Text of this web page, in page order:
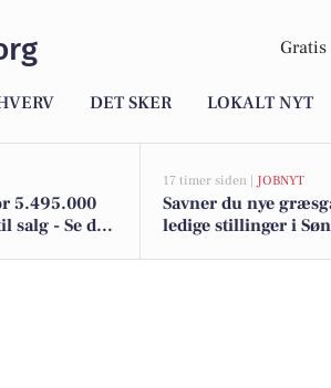
DET SKER LOKALT NYT
5.495.000
- Se den
17 timer siden | JOBNYT
Savner du nye
ledige stillinger i